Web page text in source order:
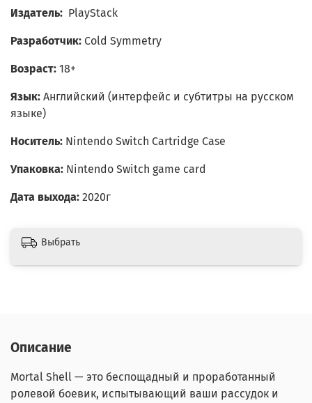
Издатель: PlayStack
Разработчик: Cold Symmetry
Возраст: 18+
Язык: Английский (интерфейс и субтитры на русском
языке)
Носитель: Nintendo Switch Cartridge Case
Упаковка: Nintendo Switch game card
Дата выхода: 2020г
Выбрать
Описание
Mortal Shell — это беспощадный и проработанный
ролевой боевик, испытывающий ваши рассудок и